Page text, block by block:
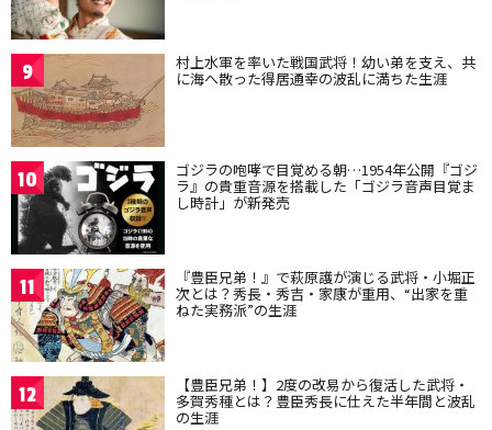
9 村上水軍を率いた戦国武将！幼い弟を支え、共
に海へ散った得居通幸の波乱に満ちた生涯
10 ゴジラの咆哮で目覚める朝…1954年公開『ゴジ
ラ』の貴重音源を搭載した「ゴジラ音声目覚ま
し時計」が新発売
11 『豊臣兄弟！』で萩原護が演じる武将・小堀正
次とは？秀長・秀吉・家康が重用、“出家を重
ねた実務派”の生涯
12 【豊臣兄弟！】2度の改易から復活した武将・
多賀秀種とは？豊臣秀長に仕えた半年間と波乱
の生涯